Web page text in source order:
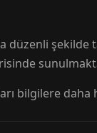
düzenli
bilgilere daha